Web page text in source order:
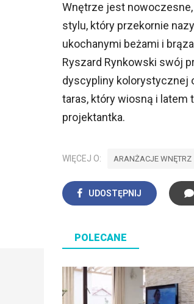
Wnętrze jest
stylu, który przekornie
ukochanymi beżami i
Ryszard Rynkowski swój
dyscypliny kolorystycznej
taras, który wiosną i latem
projektantka.
WIĘCEJ O: ARANŻACJE WNĘTRZ
UDOSTĘPNIJ
POLECANE